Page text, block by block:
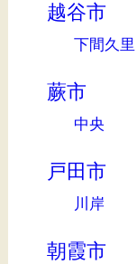
越谷市
下間久里
蕨市
中央
戸田市
川岸
朝霞市